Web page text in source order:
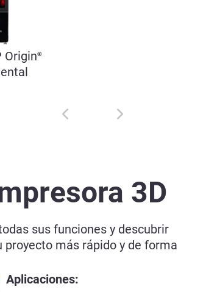
Origin®
3D
sus funciones y descubrir
más rápido y de forma
Aplicaciones: